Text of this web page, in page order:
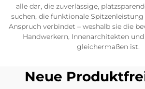
alle dar, die zuverlässige,
suchen, die funktionale
Anspruch verbindet – weshalb sie die
Handwerkern, Innenarchitekten
gleichermaßen ist.
Neue